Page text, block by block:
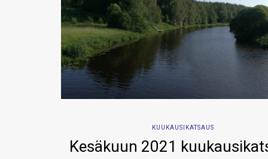
KUUKAUSIKATSAUS
Kesäkuun 2021